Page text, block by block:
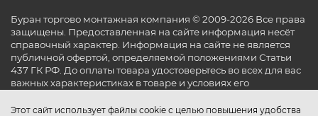
Этот сайт использует файлы cookie с целью повышения удобства
Буран торгово монтажная компания © 2009-2026 Все права
защищены. Предоставленная на сайте информация несёт
справочный характер. Информация на сайте не является
публичной офертой, определяемой положениями Статьи
437 ГК РФ. До оплаты товара удостоверьтесь во всех для вас
важных характеристиках в товаре и условиях его